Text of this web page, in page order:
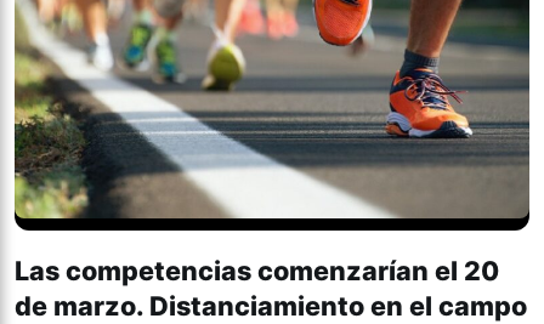
Las competencias comenzarían el 20
de marzo. Distanciamiento en el campo